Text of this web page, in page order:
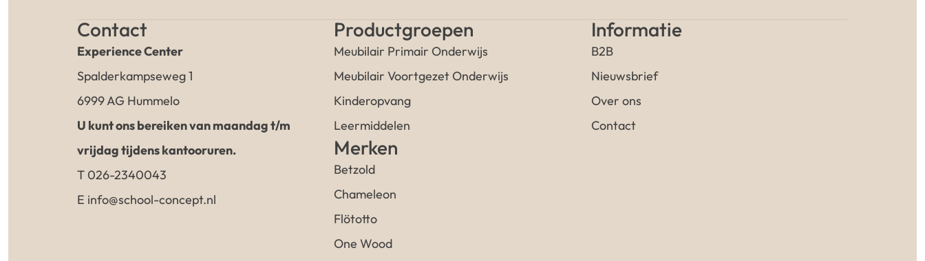
Contact
Experience Center
Spalderkampseweg 1
6999 AG Hummelo
U kunt ons bereiken van maandag t/m
vrijdag tijdens kantooruren.
T 026-2340043
E info@school-concept.nl
Productgroepen
Meubilair Primair Onderwijs
Meubilair Voortgezet Onderwijs
Kinderopvang
Leermiddelen
Merken
Betzold
Chameleon
Flötotto
One Wood
Informatie
B2B
Nieuwsbrief
Over ons
Contact